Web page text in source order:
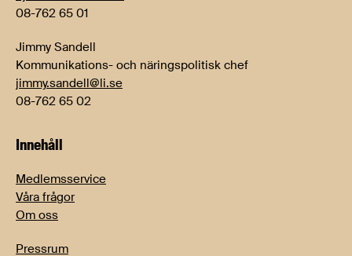
08-762 65 01
Jimmy Sandell
Kommunikations- och näringspolitisk chef
jimmy.sandell@li.se
08-762 65 02
Innehåll
Medlemsservice
Våra frågor
Om oss
Pressrum